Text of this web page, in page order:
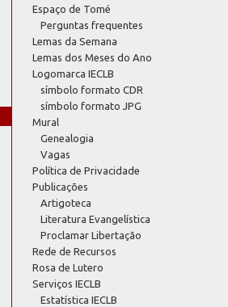
Espaço de Tomé
Perguntas frequentes
Lemas da Semana
Lemas dos Meses do Ano
Logomarca IECLB
símbolo formato CDR
símbolo formato JPG
Mural
Genealogia
Vagas
Política de Privacidade
Publicações
Artigoteca
Literatura Evangelística
Proclamar Libertação
Rede de Recursos
Rosa de Lutero
Serviços IECLB
Estatística IECLB